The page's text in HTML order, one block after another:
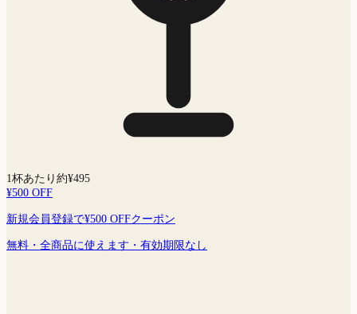
1杯あたり約¥495
¥500 OFF
新規会員登録で¥500 OFFクーポン
無料・全商品に使えます・有効期限なし